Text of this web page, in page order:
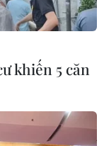
THANH
dụng
khiến 5 căn